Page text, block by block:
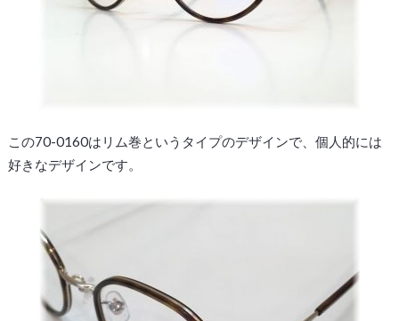
この70-0160はリム巻というタイプのデザインで、個人的には
好きなデザインです。